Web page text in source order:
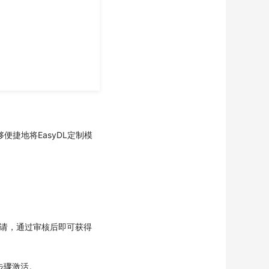
便捷地将EasyDL定制模
，通过审核后即可获得
激活。